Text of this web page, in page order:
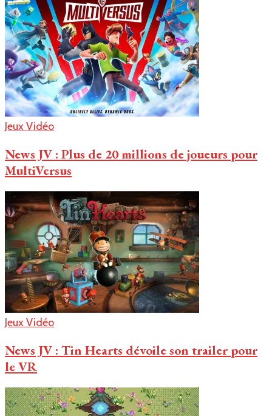
Jeux Vidéo
News JV : Plus de 20 millions de joueurs pour
MultiVersus
Jeux Vidéo
News JV : Tin Hearts dévoile son trailer pour
le VR